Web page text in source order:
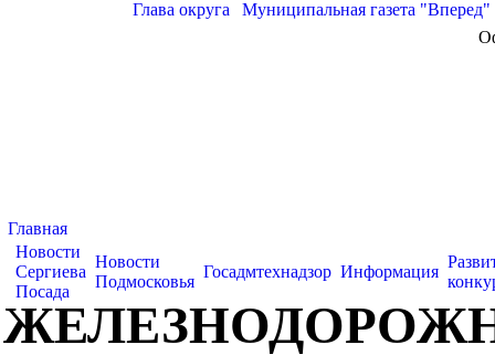
Глава округа Муниципальная газета "Вперед"
Главная
Новости
Сергиева
Посада
Новости
Подмосковья
Госадмтехнадзор Информация